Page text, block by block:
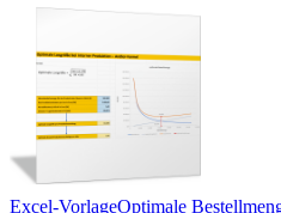
Excel-VorlageOptimale